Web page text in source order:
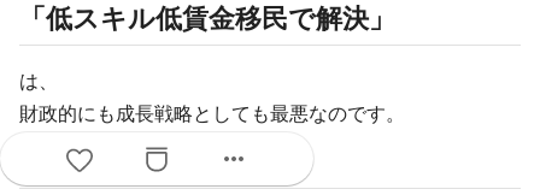
「低スキル低賃金移民で解決」
は、
財政的にも成長戦略としても最悪なのです。
more_horiz